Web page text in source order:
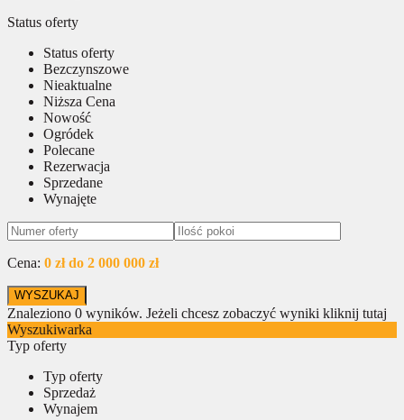
Status oferty
Status oferty
Bezczynszowe
Nieaktualne
Niższa Cena
Nowość
Ogródek
Polecane
Rezerwacja
Sprzedane
Wynajęte
Cena: 0 zł do 2 000 000 zł
Znaleziono 0 wyników. Jeżeli chcesz zobaczyć wyniki kliknij tutaj
Wyszukiwarka
Typ oferty
Typ oferty
Sprzedaż
Wynajem